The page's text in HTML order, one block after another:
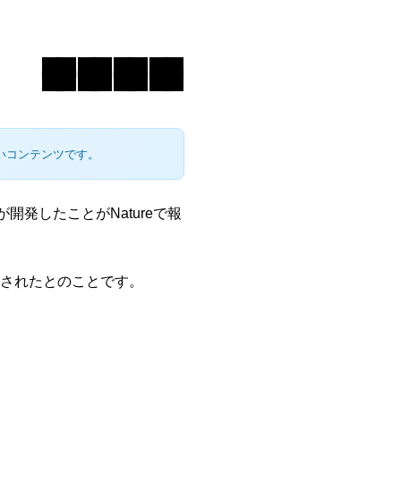
ンテンツです。
開発したことがNatureで報
れたとのことです。